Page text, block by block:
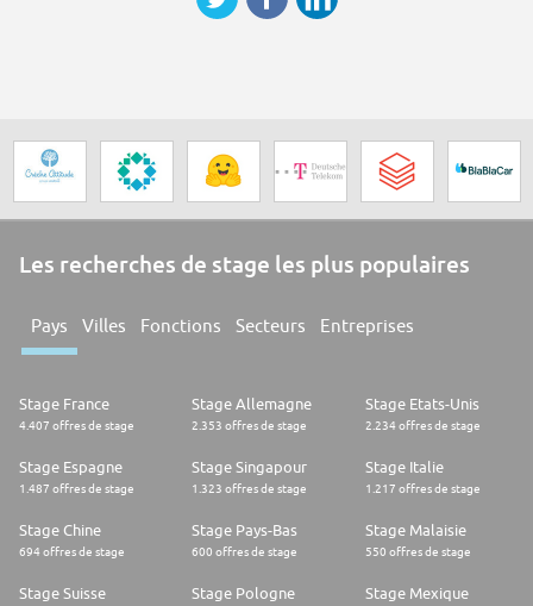
Les recherches de stage les plus populaires
Pays Villes Fonctions Secteurs Entreprises
Stage France
4.407 offres de stage
Stage Allemagne
2.353 offres de stage
Stage Etats-Unis
2.234 offres de stage
Stage Espagne
1.487 offres de stage
Stage Singapour
1.323 offres de stage
Stage Italie
1.217 offres de stage
Stage Chine
694 offres de stage
Stage Pays-Bas
600 offres de stage
Stage Malaisie
550 offres de stage
Stage Suisse Stage Pologne Stage Mexique